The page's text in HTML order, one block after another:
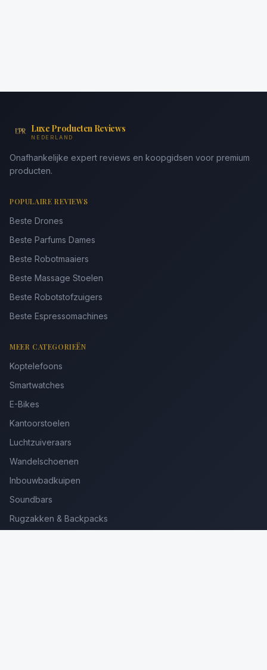
Luxe Producten Reviews
NEDERLAND
Onafhankelijke expert reviews en koopgidsen voor premium
producten.
POPULAIRE REVIEWS
Beste Drones
Beste Parfums Dames
Beste Robotmaaiers
Beste Massage Stoelen
Beste Robotstofzuigers
Beste Espressomachines
MEER CATEGORIEËN
Koptelefoons
Smartwatches
E-Bikes
Kantoorstoelen
Luchtzuiveraars
Wandelschoenen
Inbouwbadkuipen
Soundbars
Rugzakken & Backpacks